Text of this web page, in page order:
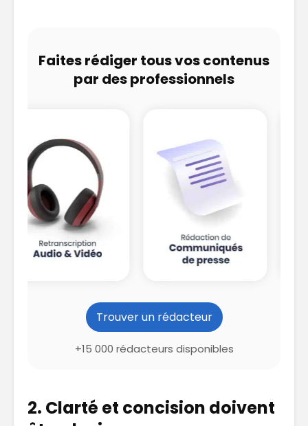
Faites rédiger tous vos contenus
par des professionnels
Trouver un rédacteur
+15 000 rédacteurs disponibles
2. Clarté et concision doivent